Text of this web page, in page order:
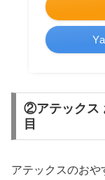
②アテックス
目
アテックスのおや